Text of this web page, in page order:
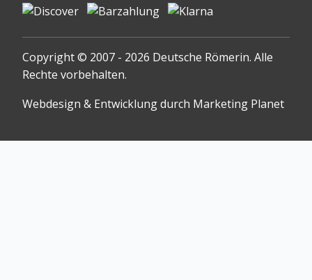
Copyright © 2007 - 2026 Deutsche Römerin. Alle
Rechte vorbehalten.
Webdesign & Entwicklung durch Marketing Planet